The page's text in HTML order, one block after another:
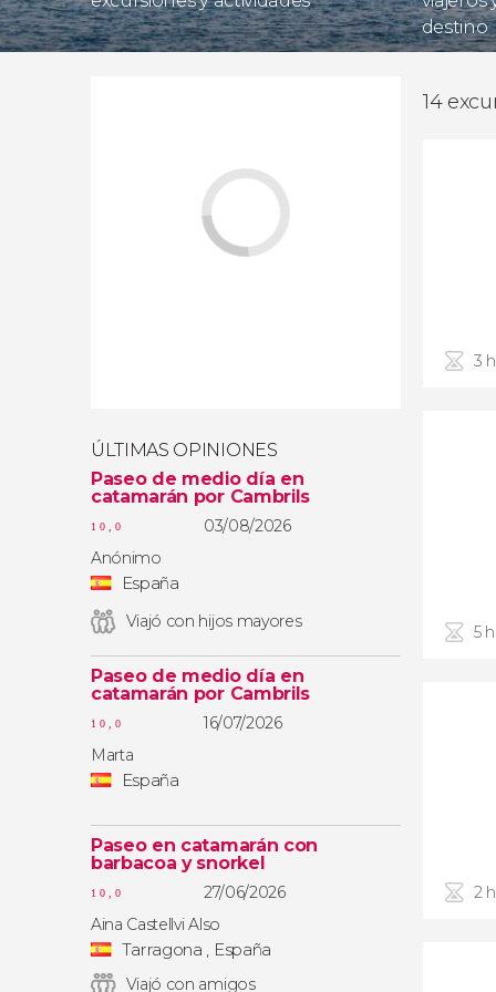
destino
ÚLTIMAS OPINIONES
Paseo de medio día en
catamarán por Cambrils
10,0
03/08/2026
Anónimo
España
Viajó con hijos mayores
Paseo de medio día en
catamarán por Cambrils
10,0
16/07/2026
Marta
España
Paseo en catamarán con
barbacoa y snorkel
10,0
27/06/2026
Aina Castellvi Also
Tarragona , España
Viajó con amigos
14
3
5
2